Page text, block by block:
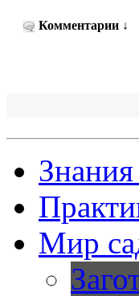
Комментарии ↓
Знания
Мир